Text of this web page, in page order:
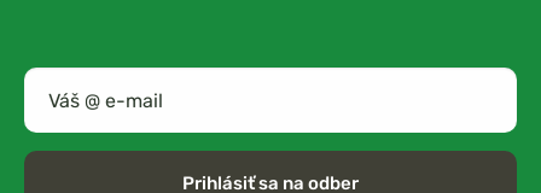
Prihlásiť sa na odber